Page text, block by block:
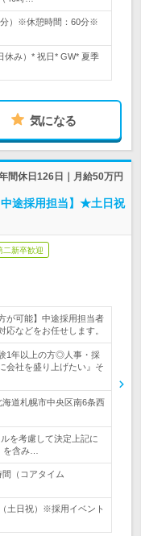
分）※休憩時間：60分※
休み）* 祝日* GW* 夏季
気になる
間休日126日｜月給50万円
途採用担当】★土日祝
二新卒歓迎
が可能】中途採用担当者
応などをお任せします。
1年以上の方◎人事・採
会社を盛り上げたい』そ
道札幌市中央区南6条西
を考慮して決定上記に
含み…
（コアタイム
土日祝）※採用イベント